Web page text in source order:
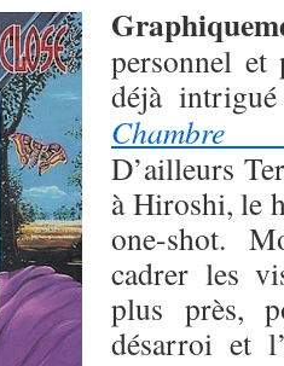
personnel et
déjà
Chambre
D’ailleurs
à Hiroshi, le
one-shot.
cadrer les
plus près,
désarroi et